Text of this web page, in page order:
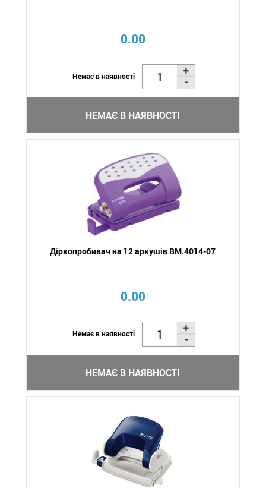
0.00
Немає в наявності
НЕМАЄ В НАЯВНОСТІ
Діркопробивач на 12 аркушів BM.4014-07
0.00
Немає в наявності
НЕМАЄ В НАЯВНОСТІ